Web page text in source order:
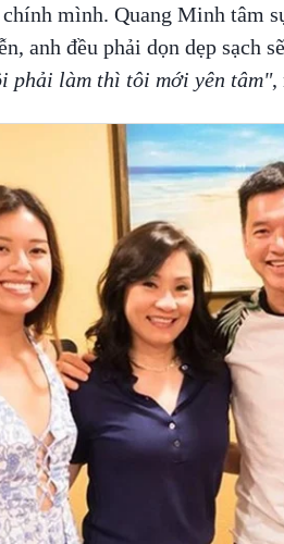
mình. Quang Minh tâm
anh đều phải dọn dẹp sạch
phải làm thì tôi mới yên tâm",